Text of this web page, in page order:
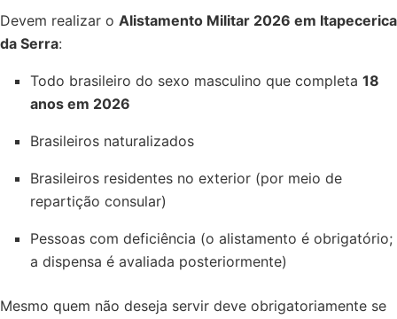
Devem realizar o Alistamento Militar 2026 em Itapecerica
da Serra:
Todo brasileiro do sexo masculino que completa18
anos em 2026
Brasileiros naturalizados
Brasileiros residentes no exterior (por meio de
repartição consular)
Pessoas com deficiência (o alistamento é obrigatório;
a dispensa é avaliada posteriormente)
Mesmo quem não deseja servir deve obrigatoriamente se